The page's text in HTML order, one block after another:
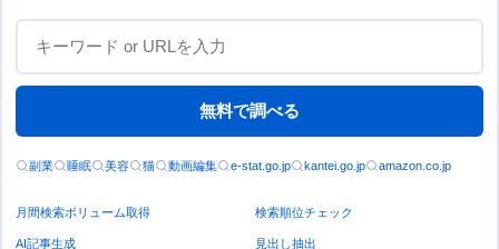
無料で調べる
副業 睡眠 美容 猫 動画編集 e-stat.go.jp kantei.go.jp amazon.co.jp
月間検索ボリューム取得 検索順位チェック
AI記事生成 見出し抽出